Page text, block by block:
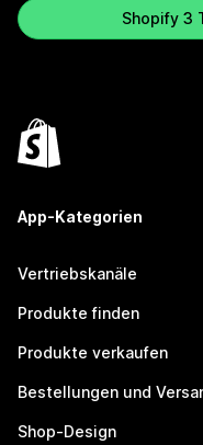
Shopify 3
App-Kategorien
Vertriebskanäle
Produkte finden
Produkte verkaufen
Bestellungen und
Shop-Design